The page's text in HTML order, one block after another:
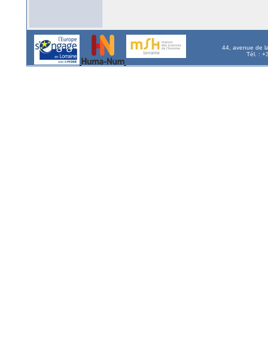
44, avenue de
Tél. :